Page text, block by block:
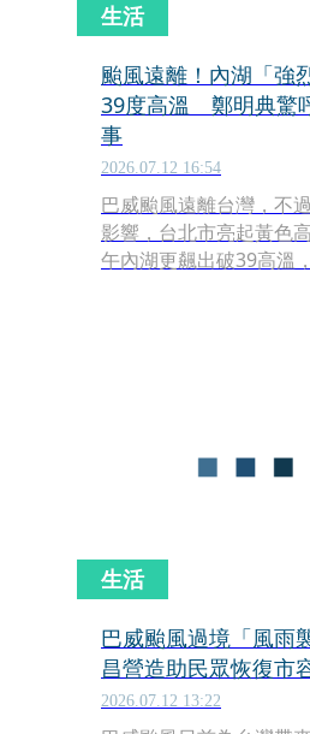
生活
颱風遠離！內湖「強
39度高溫 鄭明典驚
事
2026.07.12 16:54
巴威颱風遠離台灣，不
影響，台北市亮起黃色
午內湖更飆出破39高溫
生活
巴威颱風過境「風
昌營造助民眾恢復市
2026.07.12 13:22